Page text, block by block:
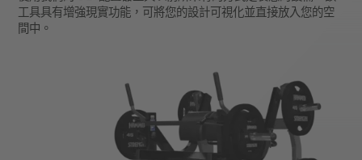
工具具有增強現實功能，可將您的設計可視化並直接放入您的空
間中。